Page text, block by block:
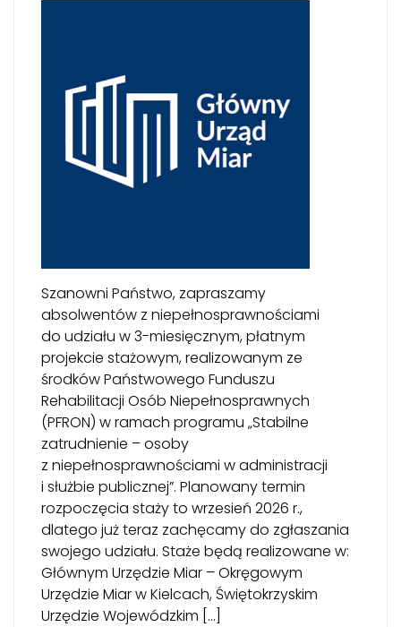
Szanowni Państwo, zapraszamy
absolwentów z niepełnosprawnościami
do udziału w 3-miesięcznym, płatnym
projekcie stażowym, realizowanym ze
środków Państwowego Funduszu
Rehabilitacji Osób Niepełnosprawnych
(PFRON) w ramach programu „Stabilne
zatrudnienie – osoby
z niepełnosprawnościami w administracji
i służbie publicznej”. Planowany termin
rozpoczęcia staży to wrzesień 2026 r.,
dlatego już teraz zachęcamy do zgłaszania
swojego udziału. Staże będą realizowane w:
Głównym Urzędzie Miar – Okręgowym
Urzędzie Miar w Kielcach, Świętokrzyskim
Urzędzie Wojewódzkim […]